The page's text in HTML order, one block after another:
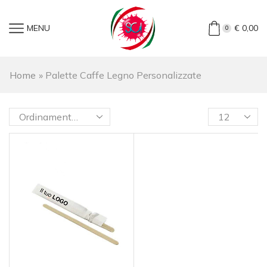
MENU 0 €0,00
Home » Palette Caffe Legno Personalizzate